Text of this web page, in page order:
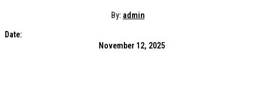
By: admin
Date:
November 12, 2025